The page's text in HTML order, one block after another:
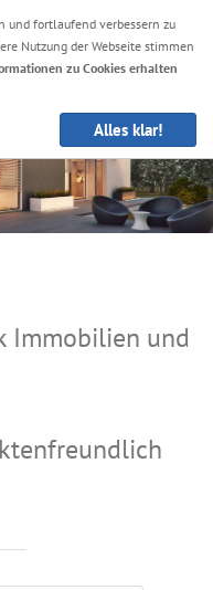
Immobilien und
und fortlaufend verbessern zu
Nutzung der Webseite stimmen
zu Cookies erhalten
Alles klar!